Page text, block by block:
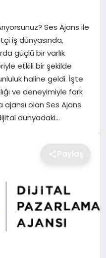
Ses Ajans ile
iş dünyasında,
güçlü bir varlık
etkili bir şekilde
haline geldi. İşte
ve deneyimiyle fark
olan Ses Ajans
dünyadaki…
Paylaş